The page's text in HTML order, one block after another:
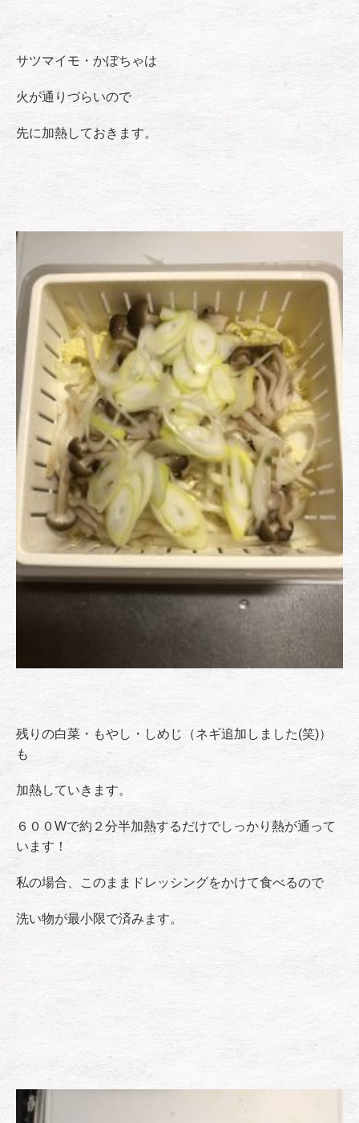
サツマイモ・かぼちゃは
火が通りづらいので
先に加熱しておきます。
残りの白菜・もやし・しめじ（ネギ追加しました(笑)）
も
加熱していきます。
６００Wで約２分半加熱するだけでしっかり熱が通って
います！
私の場合、このままドレッシングをかけて食べるので
洗い物が最小限で済みます。